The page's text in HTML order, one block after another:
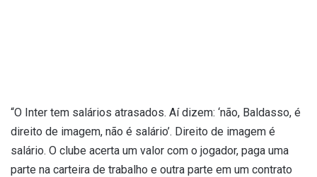
“O Inter tem salários atrasados. Aí dizem: ‘não, Baldasso, é
direito de imagem, não é salário’. Direito de imagem é
salário. O clube acerta um valor com o jogador, paga uma
parte na carteira de trabalho e outra parte em um contrato